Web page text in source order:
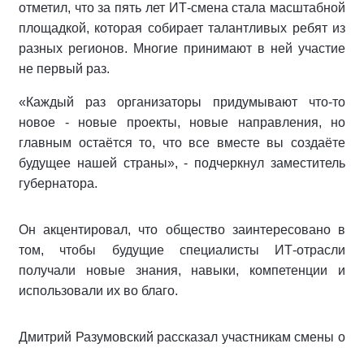
отметил, что за пять лет ИТ-смена стала масштабной
площадкой, которая собирает талантливых ребят из
разных регионов. Многие принимают в ней участие
не первый раз.
«Каждый раз организаторы придумывают что-то
новое - новые проекты, новые направления, но
главным остаётся то, что все вместе вы создаёте
будущее нашей страны», - подчеркнул заместитель
губернатора.
Он акцентировал, что общество заинтересовано в
том, чтобы будущие специалисты ИТ-отрасли
получали новые знания, навыки, компетенции и
использовали их во благо.
Дмитрий Разумовский рассказал участникам смены о